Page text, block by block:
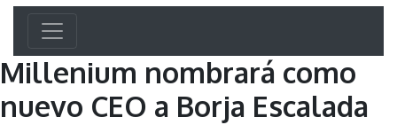
Millenium nombrará como
nuevo CEO a Borja Escalada